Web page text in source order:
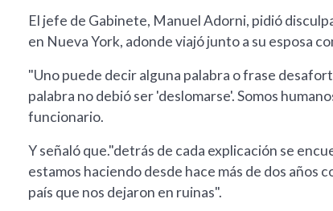
El jefe de Gabinete, Manuel Adorni, pidió
en Nueva York, adonde viajó junto a su esposa
"Uno puede decir alguna palabra o frase
palabra no debió ser 'deslomarse'. Somos
funcionario.
Y señaló que."detrás de cada explicación se
estamos haciendo desde hace más de dos años
país que nos dejaron en ruinas".